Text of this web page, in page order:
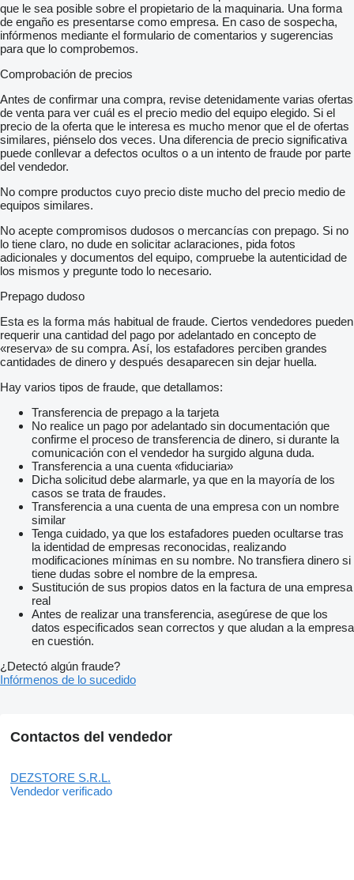
que le sea posible sobre el propietario de la maquinaria. Una forma
de engaño es presentarse como empresa. En caso de sospecha,
infórmenos mediante el formulario de comentarios y sugerencias
para que lo comprobemos.
Comprobación de precios
Antes de confirmar una compra, revise detenidamente varias ofertas
de venta para ver cuál es el precio medio del equipo elegido. Si el
precio de la oferta que le interesa es mucho menor que el de ofertas
similares, piénselo dos veces. Una diferencia de precio significativa
puede conllevar a defectos ocultos o a un intento de fraude por parte
del vendedor.
No compre productos cuyo precio diste mucho del precio medio de
equipos similares.
No acepte compromisos dudosos o mercancías con prepago. Si no
lo tiene claro, no dude en solicitar aclaraciones, pida fotos
adicionales y documentos del equipo, compruebe la autenticidad de
los mismos y pregunte todo lo necesario.
Prepago dudoso
Esta es la forma más habitual de fraude. Ciertos vendedores pueden
requerir una cantidad del pago por adelantado en concepto de
«reserva» de su compra. Así, los estafadores perciben grandes
cantidades de dinero y después desaparecen sin dejar huella.
Hay varios tipos de fraude, que detallamos:
Transferencia de prepago a la tarjeta
No realice un pago por adelantado sin documentación que
confirme el proceso de transferencia de dinero, si durante la
comunicación con el vendedor ha surgido alguna duda.
Transferencia a una cuenta «fiduciaria»
Dicha solicitud debe alarmarle, ya que en la mayoría de los
casos se trata de fraudes.
Transferencia a una cuenta de una empresa con un nombre
similar
Tenga cuidado, ya que los estafadores pueden ocultarse tras
la identidad de empresas reconocidas, realizando
modificaciones mínimas en su nombre. No transfiera dinero si
tiene dudas sobre el nombre de la empresa.
Sustitución de sus propios datos en la factura de una empresa
real
Antes de realizar una transferencia, asegúrese de que los
datos especificados sean correctos y que aludan a la empresa
en cuestión.
¿Detectó algún fraude?
Infórmenos de lo sucedido
Contactos del vendedor
DEZSTORE S.R.L.
Vendedor verificado